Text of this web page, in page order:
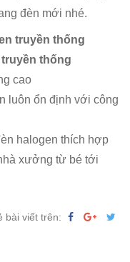
đèn mới nhé.
truyền thống
thống
cao
luôn ổn định với công
halogen thích hợp
xưởng từ bé tới
bài viết trên: